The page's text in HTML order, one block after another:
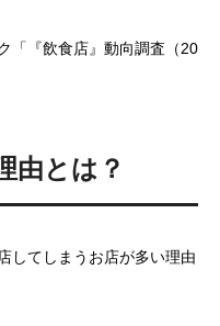
「『飲食店』動向調査（20
由とは？
してしまうお店が多い理由